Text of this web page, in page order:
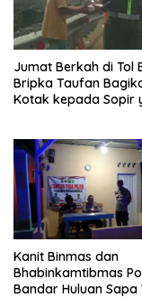
Jumat Berkah di Tol
Bripka Taufan
Kotak kepada Sopir
Kanit Binmas dan
Bhabinkamtibmas
Bandar Huluan